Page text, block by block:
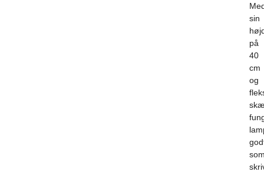
sin
på
40
cm
og